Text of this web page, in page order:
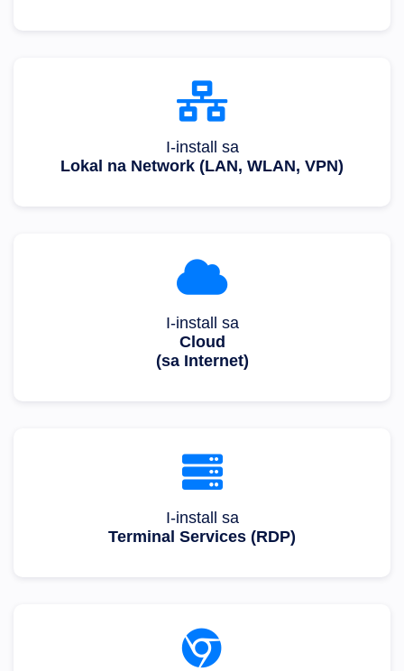
I-install sa
Lokal na Network (LAN, WLAN, VPN)
I-install sa
Cloud
(sa Internet)
I-install sa
Terminal Services (RDP)